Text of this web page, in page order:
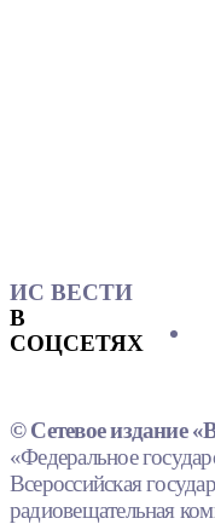
ИС ВЕСТИ
В
СОЦСЕТЯХ
© Сетевое издание
«Федеральное
Всероссийская
радиовещательная